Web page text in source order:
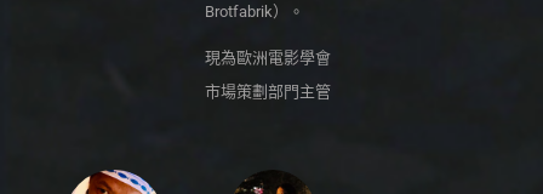
Brotfabrik）。
現為歐洲電影學會
市場策劃部門主管